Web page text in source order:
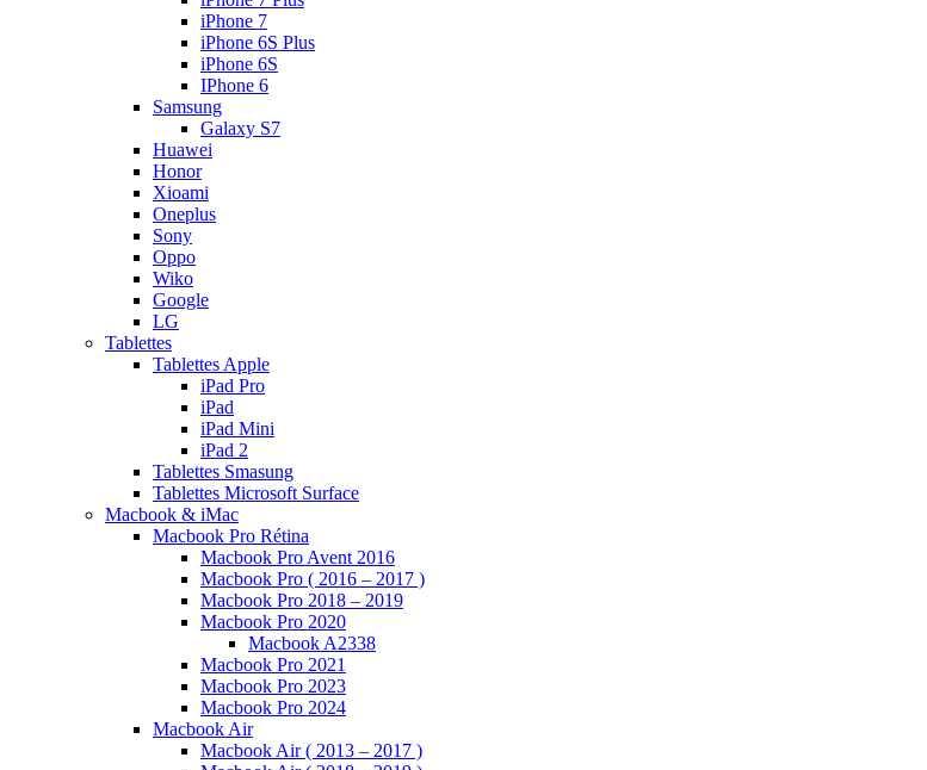
iPhone 7
iPhone 6S Plus
iPhone 6S
IPhone 6
Samsung
Galaxy S7
Huawei
Honor
Xioami
Oneplus
Sony
Oppo
Wiko
Google
LG
Tablettes
Tablettes Apple
iPad Pro
iPad
iPad Mini
iPad 2
Tablettes Smasung
Tablettes Microsoft Surface
Macbook & iMac
Macbook Pro Rétina
Macbook Pro Avent 2016
Macbook Pro ( 2016 – 2017 )
Macbook Pro 2018 – 2019
Macbook Pro 2020
Macbook A2338
Macbook Pro 2021
Macbook Pro 2023
Macbook Pro 2024
Macbook Air
Macbook Air ( 2013 – 2017 )